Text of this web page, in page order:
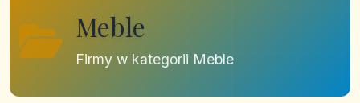
Meble
Firmy w kategorii Meble